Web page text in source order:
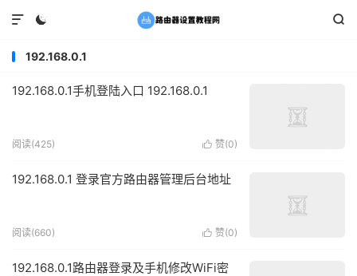
 

192.168.0.1
192.168.0.1手机登陆入口 192.168.0.1
 赞(0)
阅读(425)
192.168.0.1 登录官方路由器管理后台地址
 赞(0)
阅读(660)
192.168.0.1路由器登录及手机修改WiFi密